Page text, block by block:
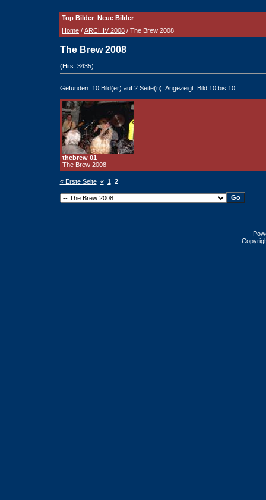
Top Bilder Neue Bilder
Home / ARCHIV 2008 / The Brew 2008
The Brew 2008
(Hits: 3435)
Gefunden: 10 Bild(er) auf 2 Seite(n). Angezeigt: Bild 10 bis 10.
thebrew 01
The Brew 2008
« Erste Seite « 1 2